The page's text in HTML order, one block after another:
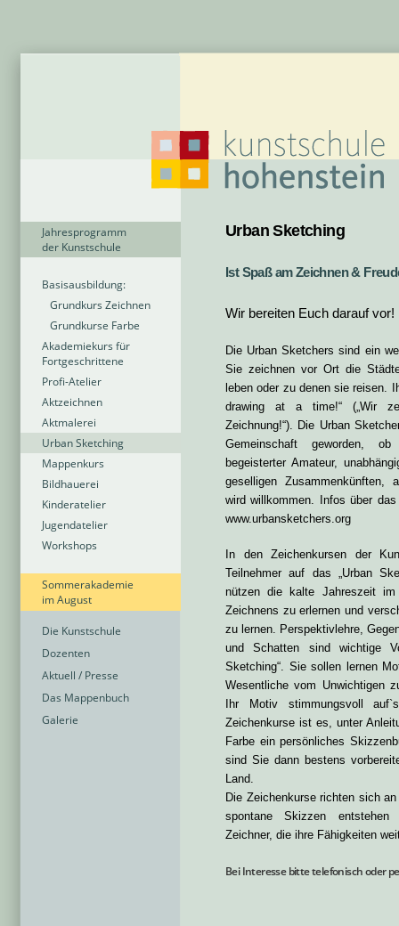
Jahresprogramm
der Kunstschule
Basisausbildung:
Grundkurs Zeichnen
Grundkurse Farbe
Akademiekurs für
Fortgeschrittene
Profi-Atelier
Aktzeichnen
Aktmalerei
Urban Sketching
Mappenkurs
Bildhauerei
Kinderatelier
Jugendatelier
Workshops
Sommerakademie
im August
Die Kunstschule
Dozenten
Aktuell / Presse
Das Mappenbuch
Galerie
Urban Sketching
Ist Spaß am Zeichnen &
Wir bereiten Euch darauf vor!
Die Urban Sketchers sind ein
Sie zeichnen vor Ort die
leben oder zu denen sie reisen.
drawing at a time!“ („Wir
Zeichnung!“). Die Urban
Gemeinschaft geworden, ob
begeisterter Amateur,
geselligen
wird willkommen. Infos über
www.urbansketchers.org
In den Zeichenkursen der
Teilnehmer auf das „Urban
nützen die kalte Jahreszeit
Zeichnens zu erlernen und
zu lernen. Perspektivlehre,
und Schatten sind wichtige
Sketching“. Siesollen lernen
Wesentliche vom Unwichtigen
Ihr Motiv stimmungsvoll
Zeichenkurse ist es, unter
Farbe ein persönliches
sind Sie dann bestens
Land.
Die Zeichenkurse richten sich
spontane Skizzen
Zeichner, die ihre Fähigkeiten
Bei Interesse bitte telefonisch oder